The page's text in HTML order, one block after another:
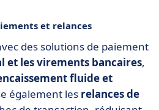
et relances
des solutions de paiement
et les virements bancaires,
fluide et
également les relances de